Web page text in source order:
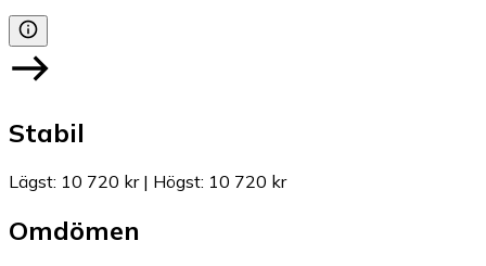
Stabil
Lägst: 10 720 kr| Högst: 10 720 kr
Omdömen